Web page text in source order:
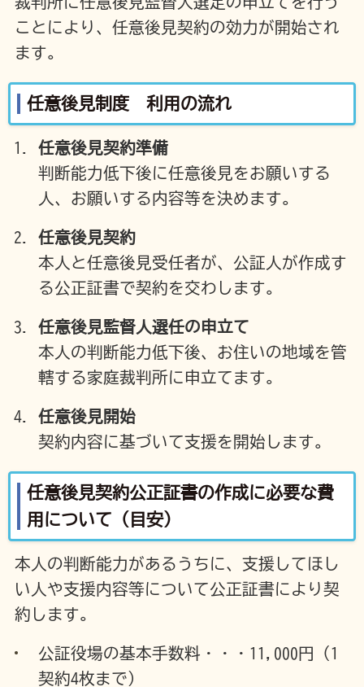
ことにより、任意後見契約の効力が開始され
ます。
任意後見制度 利用の流れ
任意後見契約準備
判断能力低下後に任意後見をお願いする
人、お願いする内容等を決めます。
任意後見契約
本人と任意後見受任者が、公証人が作成す
る公正証書で契約を交わします。
任意後見監督人選任の申立て
本人の判断能力低下後、お住いの地域を管
轄する家庭裁判所に申立てます。
任意後見開始
契約内容に基づいて支援を開始します。
任意後見契約公正証書の作成に必要な費
用について（目安）
本人の判断能力があるうちに、支援してほし
い人や支援内容等について公正証書により契
約します。
公証役場の基本手数料・・・11,000円（1
契約4枚まで）